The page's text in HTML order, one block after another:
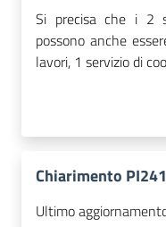
Si precisa che i 2
possono anche
lavori, 1 servizio di
Chiarimento
Ultimo